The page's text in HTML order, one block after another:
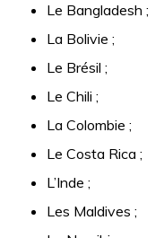
Le Bangladesh ;
La Bolivie ;
Le Brésil ;
Le Chili ;
La Colombie ;
Le Costa Rica ;
L’Inde ;
Les Maldives ;